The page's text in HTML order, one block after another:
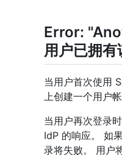
Error:
用户已拥有
当用户首次使用
上创建一个用户
当用户再次登录
IdP 的响应。 如
录将失败。 用户